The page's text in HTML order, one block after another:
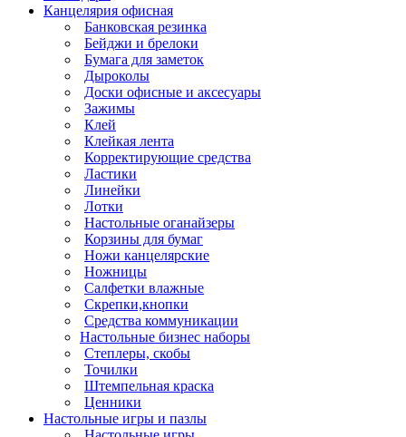
Канцелярия офисная
Банковская резинка
Бейджи и брелоки
Бумага для заметок
Дыроколы
Доски офисные и аксесуары
Зажимы
Клей
Клейкая лента
Корректирующие средства
Ластики
Линейки
Лотки
Настольные оганайзеры
Корзины для бумаг
Ножи канцелярские
Ножницы
Салфетки влажные
Скрепки,кнопки
Средства коммуникации
Настольные бизнес наборы
Степлеры, скобы
Точилки
Штемпельная краска
Ценники
Настольные игры и пазлы